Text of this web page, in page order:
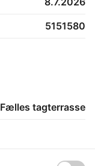
5151580
Fælles tagterrasse